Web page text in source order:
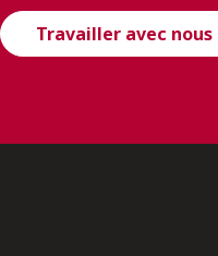
Travailler avec nous